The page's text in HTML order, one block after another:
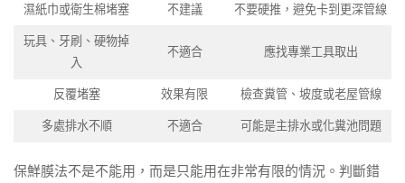
濕紙巾或衛生棉堵塞 不建議 不要硬推，避免卡到更深管線
玩具、牙刷、硬物掉
入
不適合 應找專業工具取出
反覆堵塞 效果有限 檢查糞管、坡度或老屋管線
多處排水不順 不適合 可能是主排水或化糞池問題
保鮮膜法不是不能用，而是只能用在非常有限的情況。判斷錯